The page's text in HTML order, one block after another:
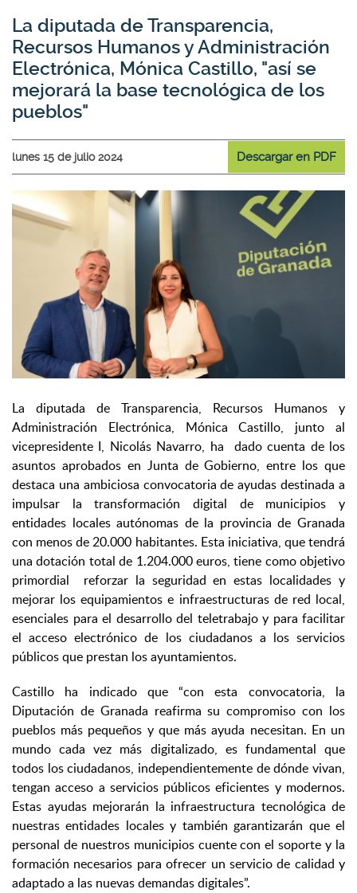
La diputada de Transparencia,
Recursos Humanos y Administración
Electrónica, Mónica Castillo, "así se
mejorará la base tecnológica de los
pueblos"
lunes 15 de julio 2024 Descargar en PDF
La diputada de Transparencia, Recursos Humanos y
Administración Electrónica, Mónica Castillo, junto al
vicepresidente I, Nicolás Navarro, ha dado cuenta de los
asuntos aprobados en Junta de Gobierno, entre los que
destaca una ambiciosa convocatoria de ayudas destinada a
impulsar la transformación digital de municipios y
entidades locales autónomas de la provincia de Granada
con menos de 20.000 habitantes. Esta iniciativa, que tendrá
una dotación total de 1.204.000 euros, tiene como objetivo
primordial reforzar la seguridad en estas localidades y
mejorar los equipamientos e infraestructuras de red local,
esenciales para el desarrollo del teletrabajo y para facilitar
el acceso electrónico de los ciudadanos a los servicios
públicos que prestan los ayuntamientos.
Castillo ha indicado que “con esta convocatoria, la
Diputación de Granada reafirma su compromiso con los
pueblos más pequeños y que más ayuda necesitan. En un
mundo cada vez más digitalizado, es fundamental que
todos los ciudadanos, independientemente de dónde vivan,
tengan acceso a servicios públicos eficientes y modernos.
Estas ayudas mejorarán la infraestructura tecnológica de
nuestras entidades locales y también garantizarán que el
personal de nuestros municipios cuente con el soporte y la
formación necesarios para ofrecer un servicio de calidad y
adaptado a las nuevas demandas digitales”.